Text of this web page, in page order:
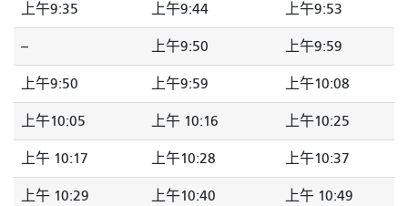
上午9:35 上午9:44 上午9:53
-- 上午9:50 上午9:59
上午9:50 上午9:59 上午10:08
上午10:05 上午 10:16 上午10:25
上午 10:17 上午10:28 上午10:37
上午 10:29 上午10:40 上午 10:49